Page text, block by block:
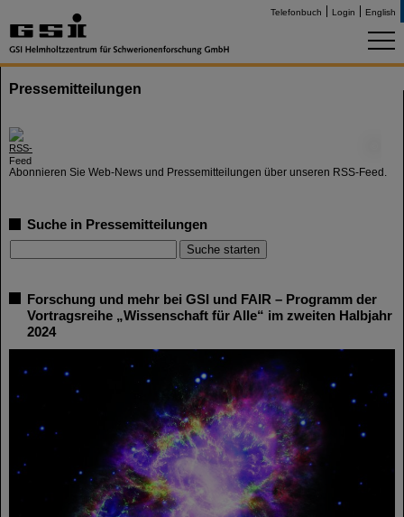
Telefonbuch Login English
Pressemitteilungen
Abonnieren Sie Web-News und Pressemitteilungen über unseren RSS-Feed.
Suche in Pressemitteilungen
Forschung und mehr bei GSI und FAIR – Programm der
Vortragsreihe „Wissenschaft für Alle“ im zweiten Halbjahr
2024